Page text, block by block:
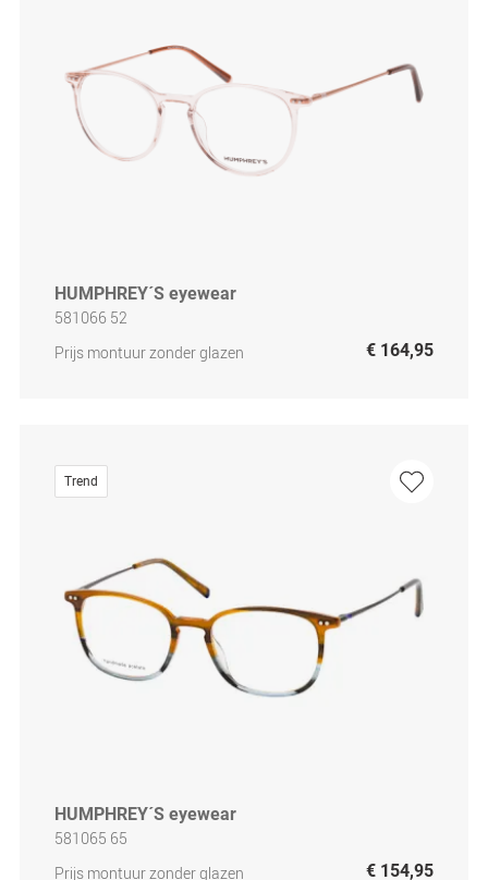
HUMPHREY´S eyewear
581066 52
Prijs montuur zonder glazen
€ 164,95
Trend
HUMPHREY´S eyewear
581065 65
Prijs montuur zonder glazen
€ 154,95